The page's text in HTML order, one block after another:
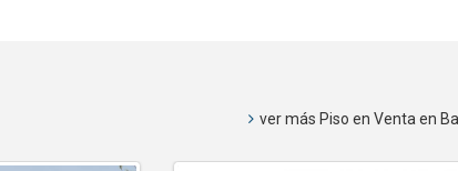
ver más Piso en Venta en